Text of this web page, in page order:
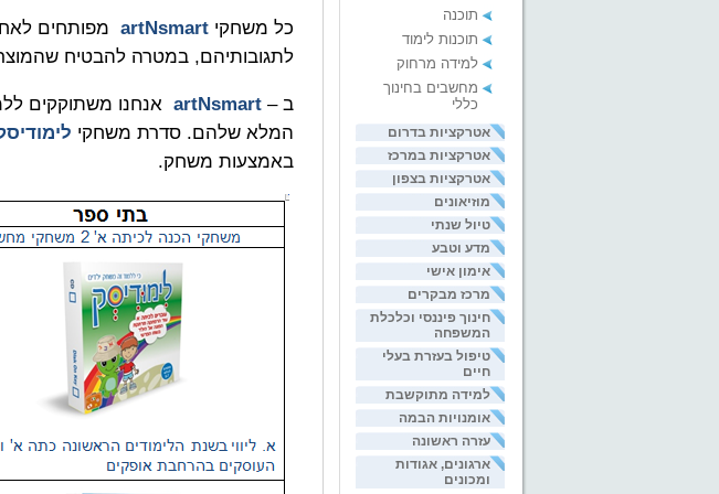
תוכנה
תוכנות לימוד
למידה מרחוק
מחשבים בחינוך
כללי
אטרקציות בדרום
אטרקציות במרכז
אטרקציות בצפון
מוזיאונים
טיול שנתי
מדע וטבע
אימון אישי
מרכז מבקרים
חינוך פיננסי וכלכלת
המשפחה
טיפול בעזרת בעלי
חיים
למידה מתוקשבת
אומנויות הבמה
עזרה ראשונה
ארגונים, אגודות
ומכונים
כל משחקיartNsmart מפותחים
לתגובותיהם, במטרה להבטיח
ב –artNsmart אנחנו משתוקקים
המלא שלהם. סדרת משחקי
באמצעות משחק.